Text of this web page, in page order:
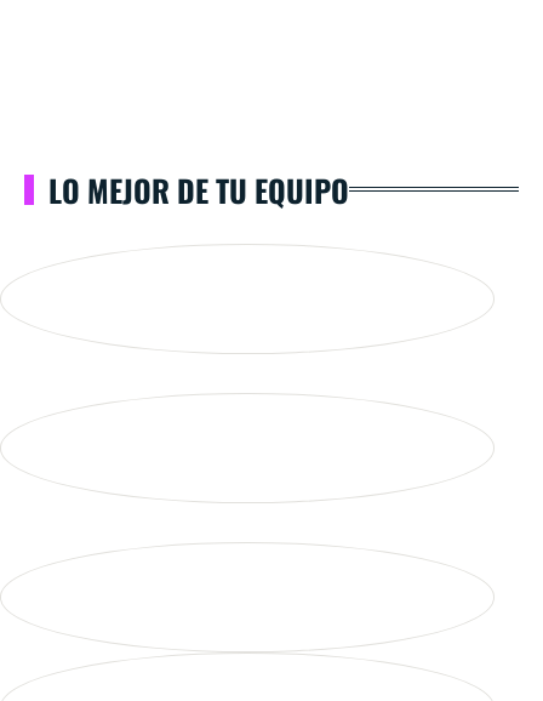
LO MEJOR DE TU EQUIPO